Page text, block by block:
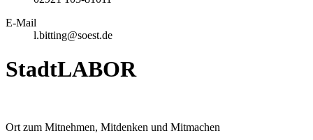
E-Mail
l.bitting@soest.de
StadtLABOR
Ort zum Mitnehmen, Mitdenken und Mitmachen